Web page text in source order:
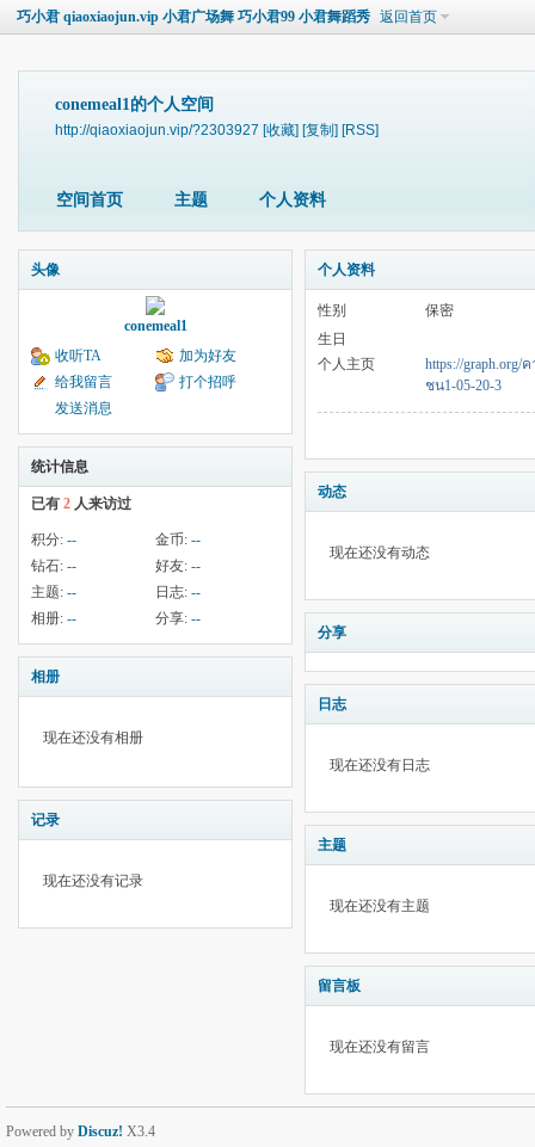
巧小君 qiaoxiaojun.vip 小君广场舞 巧小君99 小君舞蹈秀 返回首页
conemeal1的个人空间
http://qiaoxiaojun.vip/?2303927 [收藏] [复制] [RSS]
空间首页 主题 个人资料
头像
conemeal1
收听TA
加为好友
给我留言
打个招呼
发送消息
统计信息
已有 2 人来访过
积分: -- 金币: --
钻石: -- 好友: --
主题: -- 日志: --
相册: -- 分享: --
相册
现在还没有相册
记录
现在还没有记录
个人资料
性别
保密
生日
个人主页
https://
ชน1-05-20-3
动态
现在还没有动态
分享
日志
现在还没有日志
主题
现在还没有主题
留言板
现在还没有留言
Powered by Discuz! X3.4